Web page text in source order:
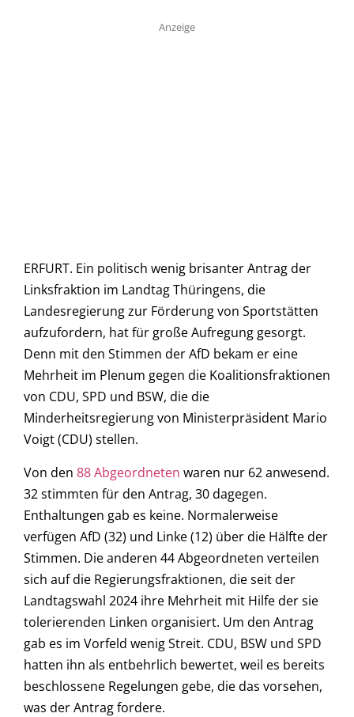
Anzeige
ERFURT. Ein politisch wenig brisanter Antrag der
Linksfraktion im Landtag Thüringens, die
Landesregierung zur Förderung von Sportstätten
aufzufordern, hat für große Aufregung gesorgt.
Denn mit den Stimmen der AfD bekam er eine
Mehrheit im Plenum gegen die Koalitionsfraktionen
von CDU, SPD und BSW, die die
Minderheitsregierung von Ministerpräsident Mario
Voigt (CDU) stellen.
Von den 88 Abgeordneten waren nur 62 anwesend.
32 stimmten für den Antrag, 30 dagegen.
Enthaltungen gab es keine. Normalerweise
verfügen AfD (32) und Linke (12) über die Hälfte der
Stimmen. Die anderen 44 Abgeordneten verteilen
sich auf die Regierungsfraktionen, die seit der
Landtagswahl 2024 ihre Mehrheit mit Hilfe der sie
tolerierenden Linken organisiert. Um den Antrag
gab es im Vorfeld wenig Streit. CDU, BSW und SPD
hatten ihn als entbehrlich bewertet, weil es bereits
beschlossene Regelungen gebe, die das vorsehen,
was der Antrag fordere.